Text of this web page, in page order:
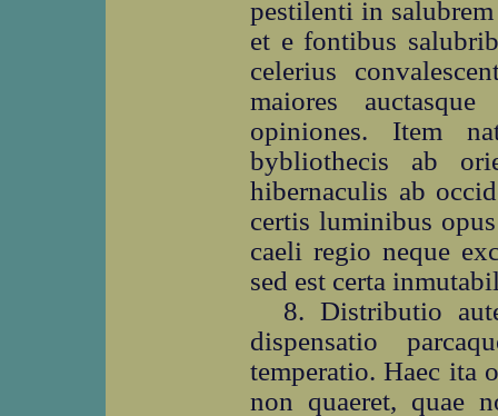
pestilenti in
et e fontibus
celerius
maiores
opiniones. Item
bybliothecis ab
hibernaculis ab
certis luminibus
caeli regio neque
sed est certa
8. Distributio
dispensatio
temperatio. Haec ita
non quaeret, quae